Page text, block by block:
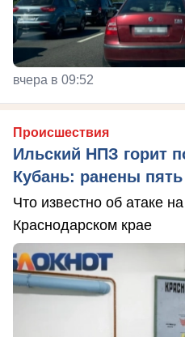
вчера в 09:52
Происшествия
Ильский НПЗ горит
Кубань: ранены
Что известно об атаке
Краснодарском крае